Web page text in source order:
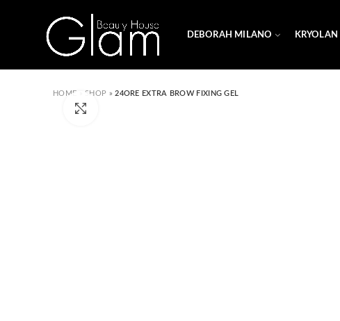
DEBORAH MILANO KRYOLAN
HOME »SHOP »24ORE EXTRA BROW FIXING GEL